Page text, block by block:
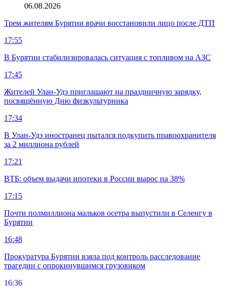
06.08.2026
Трем жителям Бурятии врачи восстановили лицо после ДТП
17:55
В Бурятии стабилизировалась ситуация с топливом на АЗС
17:45
Жителей Улан-Удэ приглашают на праздничную зарядку,
посвящённую Дню физкультурника
17:34
В Улан-Удэ иностранец пытался подкупить правоохранителя
за 2 миллиона рублей
17:21
ВТБ: объем выдачи ипотеки в России вырос на 38%
17:15
Почти полмиллиона мальков осетра выпустили в Селенгу в
Бурятии
16:48
Прокуратура Бурятии взяла под контроль расследование
трагедии с опрокинувшимся грузовиком
16:36